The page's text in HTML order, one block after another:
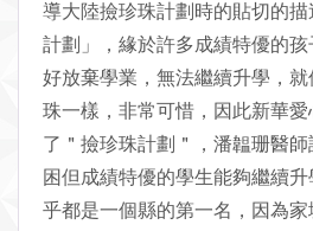
導大陸撿珍珠計劃時的貼切的
計劃」，緣於許多成績特優的
好放棄學業，無法繼續升學，
珠一樣，非常可惜，因此新華
了＂撿珍珠計劃＂，潘韞珊醫
困但成績特優的學生能夠繼續
乎都是一個縣的第一名，因為